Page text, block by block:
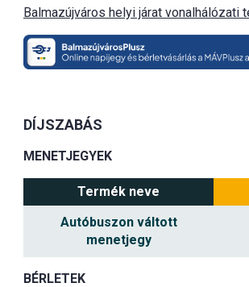
Balmazújváros helyi járat vonalhálózati
DÍJSZABÁS
MENETJEGYEK
Termék neve
Autóbuszon váltott
menetjegy
BÉRLETEK